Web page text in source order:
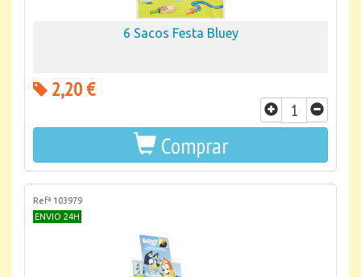
6 Sacos Festa Bluey
2,20 €
Comprar
Refª 103979
ENVIO 24H